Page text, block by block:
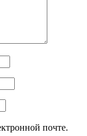
почте.